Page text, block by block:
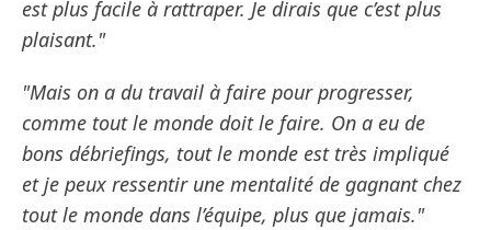
est plus facile à rattraper. Je dirais que c’est plus
plaisant."
"Mais on a du travail à faire pour progresser,
comme tout le monde doit le faire. On a eu de
bons débriefings, tout le monde est très impliqué
et je peux ressentir une mentalité de gagnant chez
tout le monde dans l’équipe, plus que jamais."